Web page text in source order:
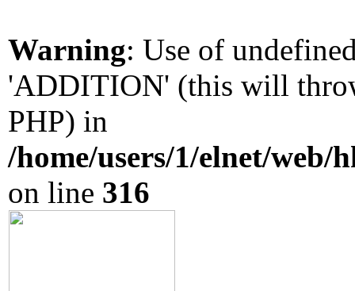
Warning: Use of
'ADDITION' (this will
PHP) in
/home/users/1/elnet/web/
on line 316